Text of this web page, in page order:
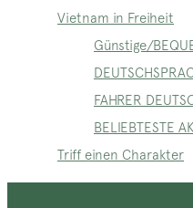
Vietnam in Freiheit
Günstige/
FAHRER
BELIEBTESTE
Triff einen Charakter